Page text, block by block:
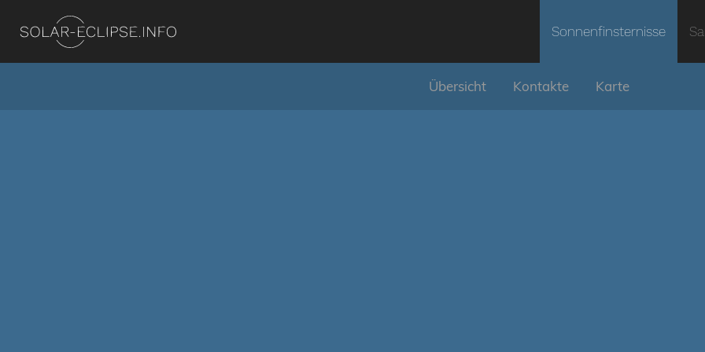
Sonnenfinsternisse
Übersicht Kontakte Karte